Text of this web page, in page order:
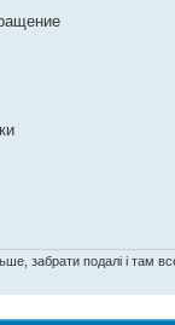
забрати подалі і там